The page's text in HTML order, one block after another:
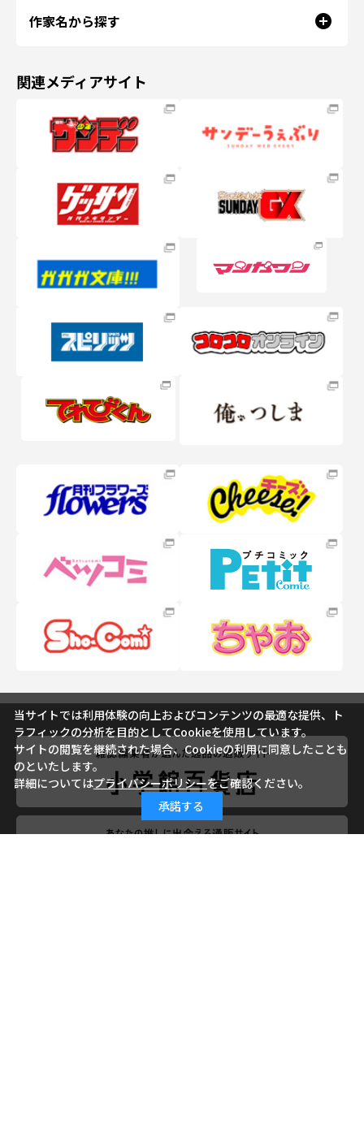
作家名から探す
関連メディアサイト
当サイトでは利用体験の向上およびコンテンツの最適な提供、ト
ラフィックの分析を目的としてCookieを使用しています。
サイトの閲覧を継続された場合、Cookieの利用に同意したことも
のといたします。
詳細についてはプライバシーポリシーをご確認ください。
承諾する